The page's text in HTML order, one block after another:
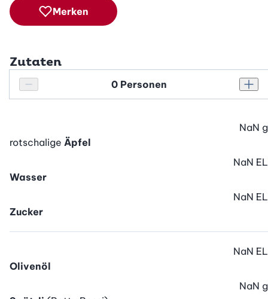
Merken
Zutaten
Personenanzahl verringern
Personenanzahl
rotschalige Äpfel
NaN g
Wasser
NaN EL
Zucker
NaN EL
Olivenöl
NaN EL
NaN g